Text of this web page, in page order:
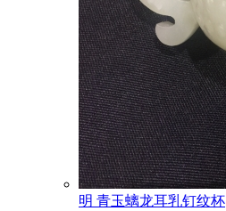
明 青玉螭龙耳乳钉纹杯